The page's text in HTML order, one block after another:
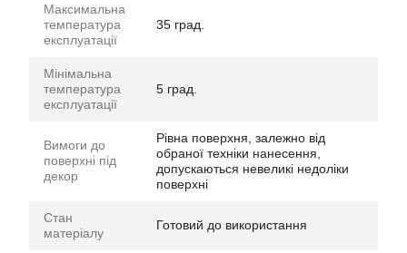
Максимальна
температура
експлуатації
35 град.
Мінімальна
температура
експлуатації
5 град.
Вимоги до
поверхні під
декор
Рівна поверхня, залежно від
обраної техніки нанесення,
допускаються невеликі недоліки
поверхні
Стан
матеріалу
Готовий до використання